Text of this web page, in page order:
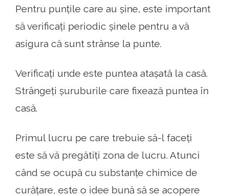
Pentru punțile care au șine, este important
să verificați periodic șinele pentru a vă
asigura că sunt strânse la punte.
Verificați unde este puntea atașată la casă.
Strângeți șuruburile care fixează puntea în
casă.
Primul lucru pe care trebuie să-l faceți
este să vă pregătiți zona de lucru. Atunci
când se ocupă cu substanțe chimice de
curățare, este o idee bună să se acopere